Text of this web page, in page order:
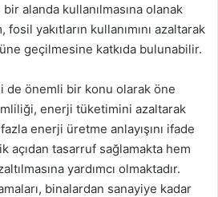
alanda kullanılmasına olanak
fosil yakıtların kullanımını azaltarak
geçilmesine katkıda bulunabilir.
de önemli bir konu olarak öne
enerji tüketimini azaltarak
enerji üretme anlayışını ifade
açıdan tasarruf sağlamakta hem
yardımcı olmaktadır.
binalardan sanayiye kadar